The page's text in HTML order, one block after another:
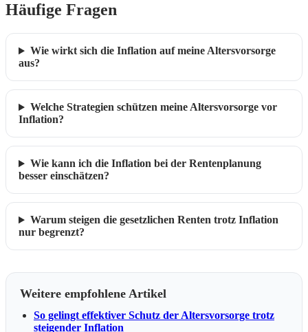
Häufige Fragen
Wie wirkt sich die Inflation auf meine Altersvorsorge
aus?
Welche Strategien schützen meine Altersvorsorge vor
Inflation?
Wie kann ich die Inflation bei der Rentenplanung
besser einschätzen?
Warum steigen die gesetzlichen Renten trotz Inflation
nur begrenzt?
Weitere empfohlene Artikel
So gelingt effektiver Schutz der Altersvorsorge trotz
steigender Inflation